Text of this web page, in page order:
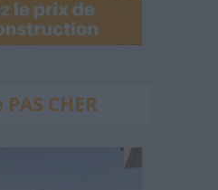
CHER